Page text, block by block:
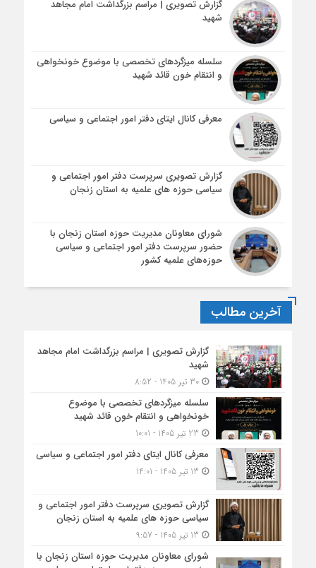
گزارش تصویری | مراسم بزرگداشت امام مجاهد
شهید
سلسله میزگردهای تخصصی با موضوع خونخواهی
و انتقام خون قائد شهید
معرفی کانال ایتای دفتر امور اجتماعی و سیاسی
گزارش تصویری سرپرست دفتر امور اجتماعی و
سیاسی حوزه های علمیه به استان زنجان
شورای معاونان مدیریت حوزه استان زنجان با
حضور سرپرست دفتر امور اجتماعی و سیاسی
حوزه‌های علمیه کشور
آخرین مطالب
گزارش تصویری | مراسم بزرگداشت امام مجاهد
شهید
30 تیر 1405 - 8:52
سلسله میزگردهای تخصصی با موضوع
خونخواهی و انتقام خون قائد شهید
معرفی کانال ایتای دفتر امور اجتماعی و سیاسی
گزارش تصویری سرپرست دفتر امور اجتماعی و
سیاسی حوزه های علمیه به استان زنجان
شورای معاونان مدیریت حوزه استان زنجان با